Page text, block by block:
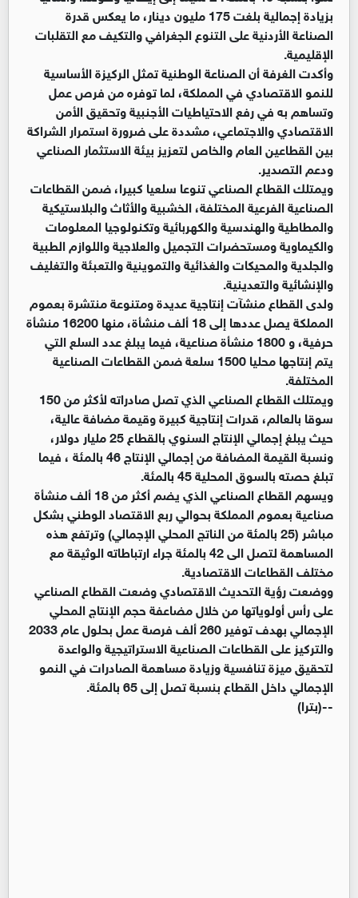
بزيادة إجمالية بلغت 175 مليون دينار، ما يعكس قدرة
الصناعة الأردنية على التنوع الجغرافي والتكيف مع التقلبات
الإقليمية.
وأكدت الغرفة أن الصناعة الوطنية تمثل الركيزة الأساسية
للنمو الاقتصادي في المملكة، لما توفره من فرص عمل
وتساهم به في رفع الاحتياطيات الأجنبية وتحقيق الأمن
الاقتصادي والاجتماعي، مشددة على ضرورة استمرار الشراكة
بين القطاعين العام والخاص لتعزيز بيئة الاستثمار الصناعي
ودعم التصدير.
ويمتلك القطاع الصناعي تنوعا سلعيا كبيرا، ضمن القطاعات
الصناعية الفرعية المختلفة، الخشبية والأثاث والبلاستيكية
والمطاطية والهندسية والكهربائية وتكنولوجيا المعلومات
والكيماوية ومستحضرات التجميل والعلاجية واللوازم الطبية
والجلدية والمحيكات والغذائية والتموينية والتعبئة والتغليف
والإنشائية والتعدينية.
ولدى القطاع منشآت إنتاجية عديدة ومتنوعة منتشرة بعموم
المملكة يصل عددها إلى 18 ألف منشأة، منها 16200 منشأة
حرفية، و 1800 منشأة صناعية، فيما يبلغ عدد السلع التي
يتم إنتاجها محليا 1500 سلعة ضمن القطاعات الصناعية
المختلفة.
ويمتلك القطاع الصناعي الذي تصل صادراته لأكثر من 150
سوقا بالعالم، قدرات إنتاجية كبيرة وقيمة مضافة عالية،
حيث يبلغ إجمالي الإنتاج السنوي بالقطاع 25 مليار دولار،
ونسبة القيمة المضافة من إجمالي الإنتاج 46 بالمئة ، فيما
تبلغ حصته بالسوق المحلية 45 بالمئة.
ويسهم القطاع الصناعي الذي يضم أكثر من 18 ألف منشأة
صناعية بعموم المملكة بحوالي ربع الاقتصاد الوطني بشكل
مباشر (25 بالمئة من الناتج المحلي الإجمالي) وترتفع هذه
المساهمة لتصل الى 42 بالمئة جراء ارتباطاته الوثيقة مع
مختلف القطاعات الاقتصادية.
ووضعت رؤية التحديث الاقتصادي وضعت القطاع الصناعي
على رأس أولوياتها من خلال مضاعفة حجم الإنتاج المحلي
الإجمالي بهدف توفير 260 ألف فرصة عمل بحلول عام 2033
والتركيز على القطاعات الصناعية الاستراتيجية والواعدة
لتحقيق ميزة تنافسية وزيادة مساهمة الصادرات في النمو
الإجمالي داخل القطاع بنسبة تصل إلى 65 بالمئة.
--(بترا)